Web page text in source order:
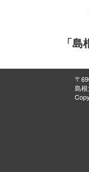
「
〒
島